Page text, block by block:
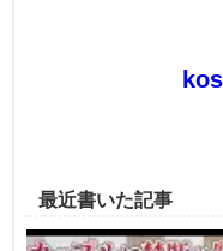
最近書いた記事